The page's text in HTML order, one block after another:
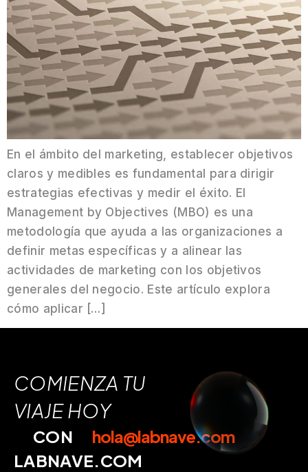
En el ámbito del marketing, establecer objetivos
claros y medibles es fundamental para dirigir
estrategias efectivas y medir el éxito. El
Management by Objectives (MBO) es una
metodología que ayuda a las organizaciones a
definir metas específicas y a alinear las
actividades de marketing con los objetivos
generales del negocio. Este artículo explora
cómo aplicar […]
COMIENZA TU
VIAJE HOY
CON
LABNAVE.COM
hola@labnave.com